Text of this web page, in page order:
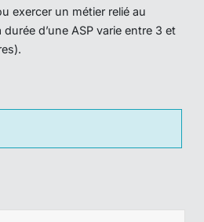
exercer un métier relié au
d’une ASP varie entre 3 et